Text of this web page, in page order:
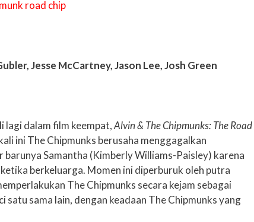
Jesse McCartney, Jason Lee, Josh Green
lagi dalam film keempat,Alvin & The Chipmunks: The Road
ini The Chipmunks berusaha menggagalkan
barunya Samantha (Kimberly Williams-Paisley) karena
berkeluarga. Momen ini diperburuk oleh putra
The Chipmunks secara kejam sebagai
sama lain, dengan keadaan The Chipmunks yang